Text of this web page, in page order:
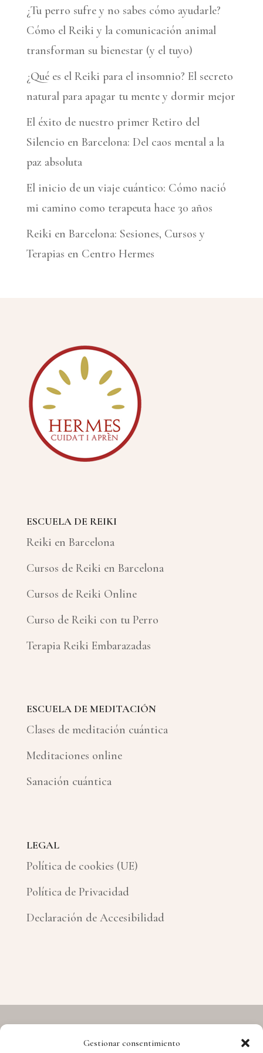
Gestionar consentimiento
t
e
:
¿Tu perro sufre y no sabes cómo ayudarle?
Cómo el Reiki y la comunicación animal
transforman su bienestar (y el tuyo)
¿Qué es el Reiki para el insomnio? El secreto
natural para apagar tu mente y dormir mejor
El éxito de nuestro primer Retiro del
Silencio en Barcelona: Del caos mental a la
paz absoluta
El inicio de un viaje cuántico: Cómo nació
mi camino como terapeuta hace 30 años
Reiki en Barcelona: Sesiones, Cursos y
Terapias en Centro Hermes
ESCUELA DE REIKI
Reiki en Barcelona
Cursos de Reiki en Barcelona
Cursos de Reiki Online
Curso de Reiki con tu Perro
Terapia Reiki Embarazadas
ESCUELA DE MEDITACIÓN
Clases de meditación cuántica
Meditaciones online
Sanación cuántica
LEGAL
Política de cookies (UE)
Política de Privacidad
Declaración de Accesibilidad